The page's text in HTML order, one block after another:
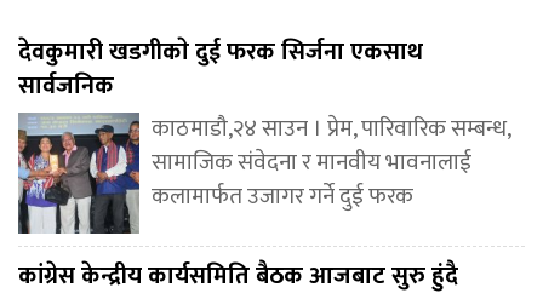
देवकुमारी खडगीकाे दुई फरक सिर्जना एकसाथ
सार्वजनिक
काठमाडौ,२४ साउन । प्रेम, पारिवारिक सम्बन्ध,
सामाजिक संवेदना र मानवीय भावनालाई
कलामार्फत उजागर गर्ने दुई फरक
कांग्रेस केन्द्रीय कार्यसमिति बैठक आजबाट सुरु हुंदै